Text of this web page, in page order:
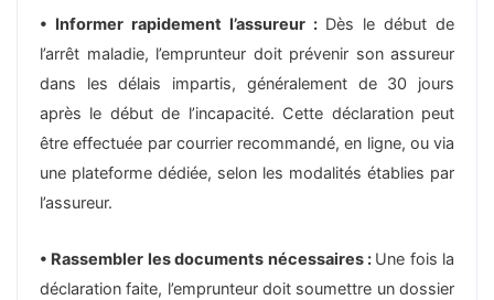
• Informer rapidement l’assureur : Dès le début de
l’arrêt maladie, l’emprunteur doit prévenir son assureur
dans les délais impartis, généralement de 30 jours
après le début de l’incapacité. Cette déclaration peut
être effectuée par courrier recommandé, en ligne, ou via
une plateforme dédiée, selon les modalités établies par
l’assureur.
• Rassembler les documents nécessaires : Une fois la
déclaration faite, l’emprunteur doit soumettre un dossier